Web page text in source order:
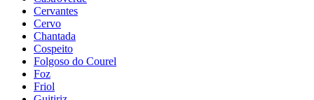
Cervantes
Cervo
Chantada
Cospeito
Folgoso do Courel
Foz
Friol